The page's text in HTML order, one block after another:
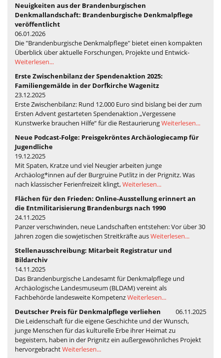
Neuigkeiten aus der Brandenburgischen
Denkmallandschaft: Brandenburgische Denkmalpflege
veröffentlicht
06.01.2026
Die "Brandenburgische Denkmalpflege" bietet einen kompakten
Überblick über aktuelle Forschungen, Projekte und Entwick-
Weiterlesen...
Erste Zwischenbilanz der Spendenaktion 2025:
Familiengemälde in der Dorfkirche Wagenitz
23.12.2025
Erste Zwischenbilanz: Rund 12.000 Euro sind bislang bei der zum
Ersten Advent gestarteten Spendenaktion „Vergessene
Kunstwerke brauchen Hilfe“ für die RestaurierungWeiterlesen...
Neue Podcast-Folge: Preisgekröntes Archäologiecamp für
Jugendliche
19.12.2025
Mit Spaten, Kratze und viel Neugier arbeiten junge
Archäolog*innen auf der Burgruine Putlitz in der Prignitz. Was
nach klassischer Ferienfreizeit klingt,Weiterlesen...
Flächen für den Frieden: Online-Ausstellung erinnert an
die Entmilitarisierung Brandenburgs nach 1990
24.11.2025
Panzer verschwinden, neue Landschaften entstehen: Vor über 30
Jahren zogen die sowjetischen Streitkräfte ausWeiterlesen...
Stellenausschreibung: Mitarbeit Registratur und
Bildarchiv
14.11.2025
Das Brandenburgische Landesamt für Denkmalpflege und
Archäologische Landesmuseum (BLDAM) vereint als
Fachbehörde landesweite KompetenzWeiterlesen...
Deutscher Preis für Denkmalpflege verliehen
06.11.2025
Die Leidenschaft für die eigene Geschichte und der Wunsch,
junge Menschen für das kulturelle Erbe ihrer Heimat zu
begeistern, haben in der Prignitz ein außergewöhnliches Projekt
hervorgebrachtWeiterlesen...